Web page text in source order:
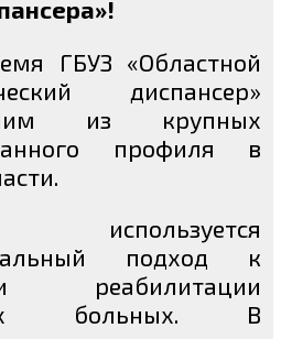
ГБУЗ «Областной
диспансер»
из крупных
профиля в
подход к
больных. В